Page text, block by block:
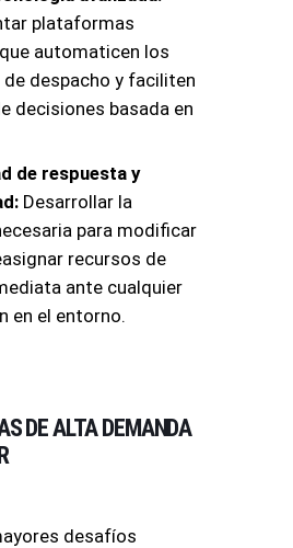
plataformas
automaticen los
despacho y faciliten
decisiones basada en
de respuesta y
Desarrollar la
para modificar
recursos de
ante cualquier
en el entorno.
DE ALTA DEMANDA
desafíos